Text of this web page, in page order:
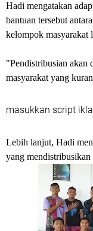
Hadi mengatakan
bantuan tersebut
kelompok masyarakat
"Pendistribusian akan
masyarakat yang
masukkan script
Lebih lanjut, Hadi
yang mendistribusikan